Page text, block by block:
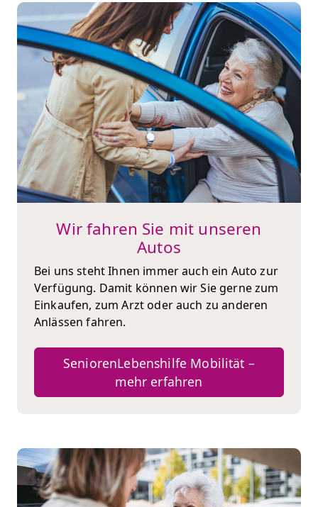
Wir fahren Sie mit unseren
Autos
Bei uns steht Ihnen immer auch ein Auto zur
Verfügung. Damit können wir Sie gerne zum
Einkaufen, zum Arzt oder auch zu anderen
Anlässen fahren.
SeniorenLebenshilfe Mobilität –
mehr erfahren